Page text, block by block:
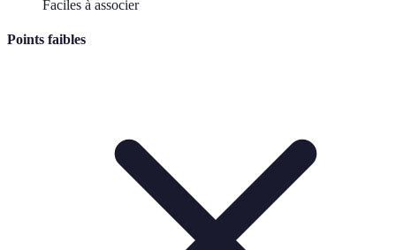
Faciles à associer
Points faibles